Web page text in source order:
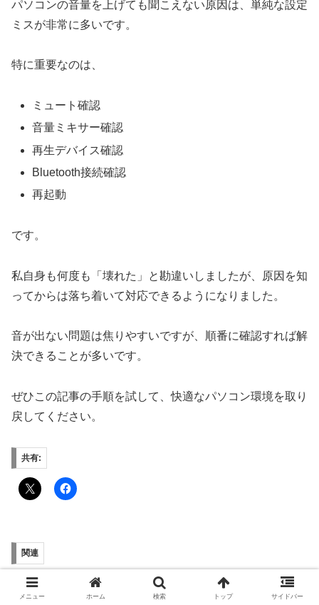
パソコンの音量を上げても聞こえない原因は、単純な設定
ミスが非常に多いです。
特に重要なのは、
ミュート確認
音量ミキサー確認
再生デバイス確認
Bluetooth接続確認
再起動
です。
私自身も何度も「壊れた」と勘違いしましたが、原因を知
ってからは落ち着いて対応できるようになりました。
音が出ない問題は焦りやすいですが、順番に確認すれば解
決できることが多いです。
ぜひこの記事の手順を試して、快適なパソコン環境を取り
戻してください。
共有:
関連
【2026年版】Discordで相手
の声が聞こえない原因と対処
【Zoomだけ音が聞こえな
い】原因と対処法を初心者向
メニュー ホーム 検索 トップ サイドバー